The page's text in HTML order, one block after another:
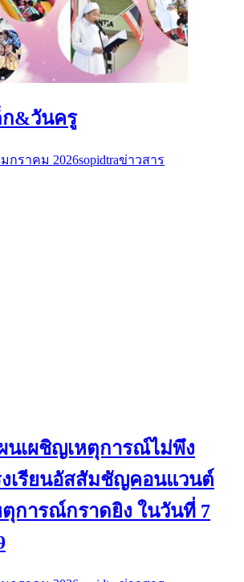
ก&วันครู
มกราคม 2026sopidtraข่าวสาร
นเผชิญเหตุการณ์ไม่พึง
งเรียนอัสสัมชัญคอนแวนต์
การณ์กราดยิง ในวันที่ 7